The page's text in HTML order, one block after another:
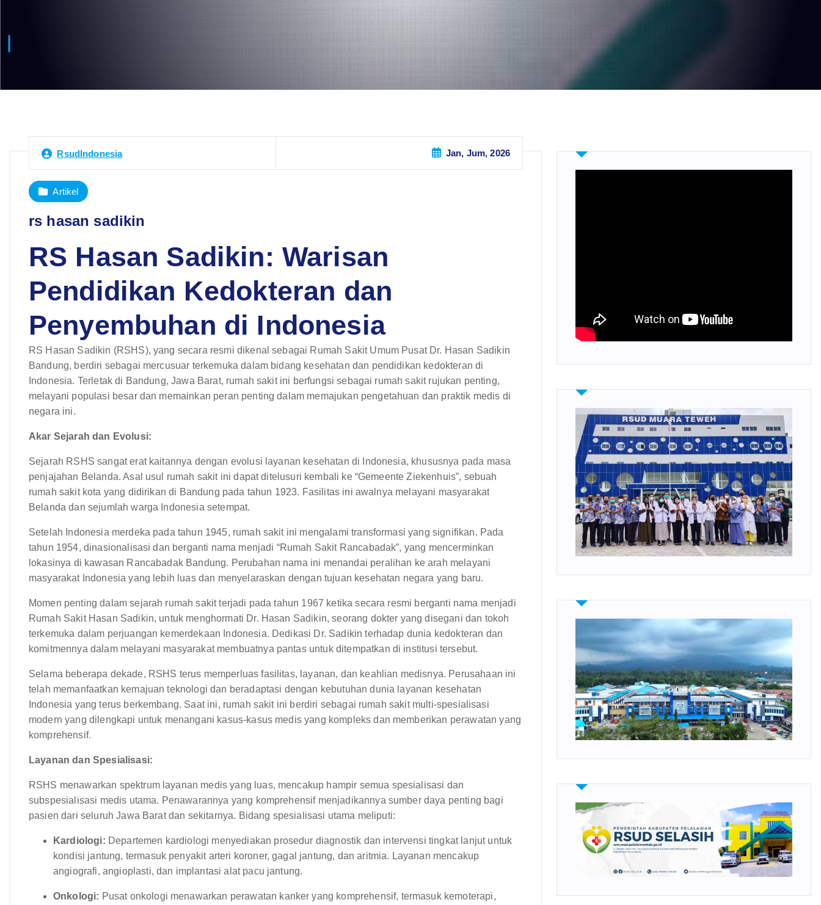
RsudIndonesia Jan, Jum, 2026
Artikel
rs hasan sadikin
RS Hasan Sadikin: Warisan
Pendidikan Kedokteran dan
Penyembuhan di Indonesia
RS Hasan Sadikin (RSHS), yang secara resmi dikenal sebagai Rumah Sakit Umum Pusat Dr. Hasan Sadikin
Bandung, berdiri sebagai mercusuar terkemuka dalam bidang kesehatan dan pendidikan kedokteran di
Indonesia. Terletak di Bandung, Jawa Barat, rumah sakit ini berfungsi sebagai rumah sakit rujukan penting,
melayani populasi besar dan memainkan peran penting dalam memajukan pengetahuan dan praktik medis di
negara ini.
Akar Sejarah dan Evolusi:
Sejarah RSHS sangat erat kaitannya dengan evolusi layanan kesehatan di Indonesia, khususnya pada masa
penjajahan Belanda. Asal usul rumah sakit ini dapat ditelusuri kembali ke “Gemeente Ziekenhuis”, sebuah
rumah sakit kota yang didirikan di Bandung pada tahun 1923. Fasilitas ini awalnya melayani masyarakat
Belanda dan sejumlah warga Indonesia setempat.
Setelah Indonesia merdeka pada tahun 1945, rumah sakit ini mengalami transformasi yang signifikan. Pada
tahun 1954, dinasionalisasi dan berganti nama menjadi “Rumah Sakit Rancabadak”, yang mencerminkan
lokasinya di kawasan Rancabadak Bandung. Perubahan nama ini menandai peralihan ke arah melayani
masyarakat Indonesia yang lebih luas dan menyelaraskan dengan tujuan kesehatan negara yang baru.
Momen penting dalam sejarah rumah sakit terjadi pada tahun 1967 ketika secara resmi berganti nama menjadi
Rumah Sakit Hasan Sadikin, untuk menghormati Dr. Hasan Sadikin, seorang dokter yang disegani dan tokoh
terkemuka dalam perjuangan kemerdekaan Indonesia. Dedikasi Dr. Sadikin terhadap dunia kedokteran dan
komitmennya dalam melayani masyarakat membuatnya pantas untuk ditempatkan di institusi tersebut.
Selama beberapa dekade, RSHS terus memperluas fasilitas, layanan, dan keahlian medisnya. Perusahaan ini
telah memanfaatkan kemajuan teknologi dan beradaptasi dengan kebutuhan dunia layanan kesehatan
Indonesia yang terus berkembang. Saat ini, rumah sakit ini berdiri sebagai rumah sakit multi-spesialisasi
modern yang dilengkapi untuk menangani kasus-kasus medis yang kompleks dan memberikan perawatan yang
komprehensif.
Layanan dan Spesialisasi:
RSHS menawarkan spektrum layanan medis yang luas, mencakup hampir semua spesialisasi dan
subspesialisasi medis utama. Penawarannya yang komprehensif menjadikannya sumber daya penting bagi
pasien dari seluruh Jawa Barat dan sekitarnya. Bidang spesialisasi utama meliputi:
Kardiologi: Departemen kardiologi menyediakan prosedur diagnostik dan intervensi tingkat lanjut untuk
kondisi jantung, termasuk penyakit arteri koroner, gagal jantung, dan aritmia. Layanan mencakup
angiografi, angioplasti, dan implantasi alat pacu jantung.
Onkologi: Pusat onkologi menawarkan perawatan kanker yang komprehensif, termasuk kemoterapi,